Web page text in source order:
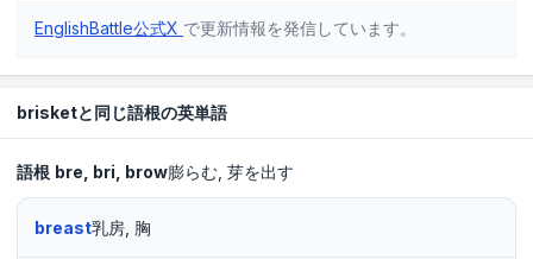
EnglishBattle公式X で更新情報を発信しています。
brisketと同じ語根の英単語
語根 bre bri brow膨らむ 芽を出す
breast乳房, 胸